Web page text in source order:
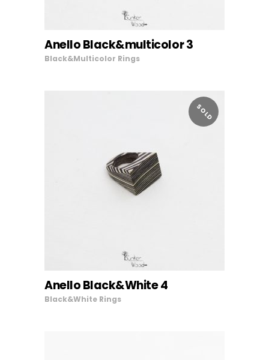
AGGIUNGI AL CARRELLO
Anello Black&multicolor 3
Black&Multicolor Rings
SOLD
LEGGI TUTTO
Anello Black&White 4
Black&White Rings